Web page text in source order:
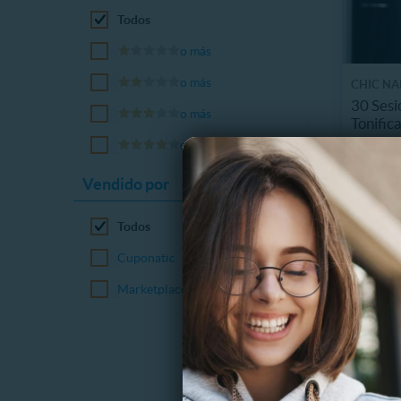
Todos
o más
o más
o más
o más
Vendido por
Todos
Cuponatic
Marketplace
30
94%